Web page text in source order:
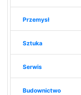
Przemysł
Sztuka
Serwis
Budownictwo